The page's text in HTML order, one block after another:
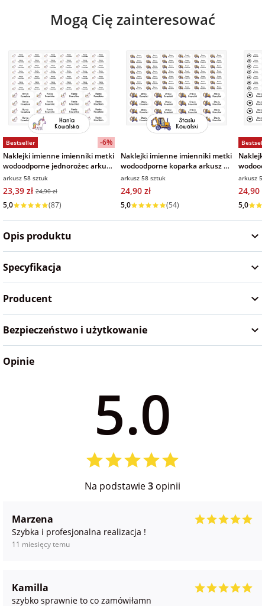
Mogą Cię zainteresować
Bestseller
-6%
Naklejki imienne imienniki metki
wodoodporne jednorożec arkusz
58 sztuk
arkusz 58 sztuk
23,39 zł 24,90 zł
Wysyłka w 1 dzień
5,0 (87)
Naklejki imienne imienniki metki
wodoodporne koparka arkusz 58
sztuk
arkusz 58 sztuk
24,90 zł
Wysyłka w 1 dzień
5,0 (54)
sztuk
arkusz
24,90
5,0
Opis produktu
Specyfikacja
Producent
Bezpieczeństwo i użytkowanie
Opinie
5.0
Na podstawie3 opinii
Marzena
Szybka i profesjonalna realizacja !
11 miesięcy temu
Kamilla
szybko sprawnie to co zamówiłamn